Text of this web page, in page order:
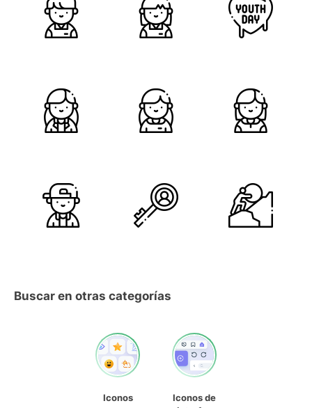
Buscar en otras categorías
Iconos
Iconos de